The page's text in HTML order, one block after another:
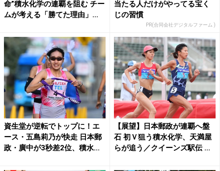
命”積水化学の連覇を阻む チー
ムが考える「勝てた理由」...
当たる人だけがやってる宝く
じの習慣
PR(合同会社デジタルファーム )
資生堂が逆転でトップに！エ
ース・五島莉乃が快走 日本郵
政・廣中が3秒差2位、積水...
【展望】日本郵政が連覇へ盤
石 初Ｖ狙う積水化学、天満屋
らが追う／クイーンズ駅伝 ...